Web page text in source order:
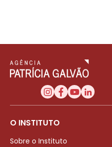
O INSTITUTO
Sobre o Instituto